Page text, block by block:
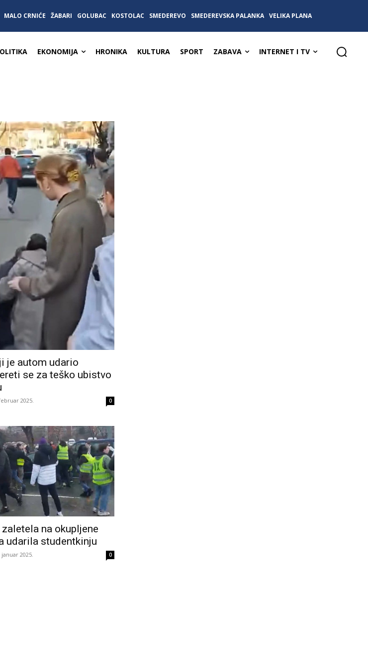
MALO CRNIĆE ŽABARI GOLUBAC KOSTOLAC SMEDEREVO SMEDEREVSKA PALANKA VELIKA PLANA
EKONOMIJA HRONIKA KULTURA SPORT ZABAVA INTERNET I TV
je autom udario
se za teško ubistvo
2025. 0
na okupljene
udarila studentkinju
januar 2025. 0